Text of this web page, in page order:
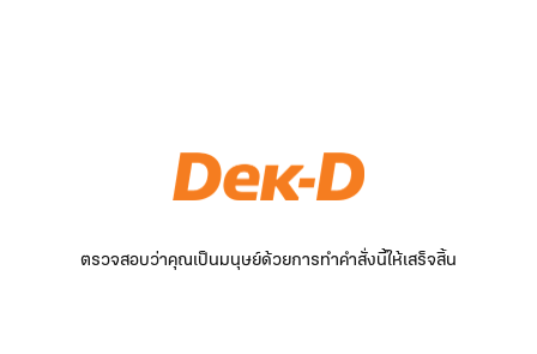
ตรวจสอบว่าคุณเป็นมนุษย์ด้วยการทำคำสั่งนี้ให้เสร็จสิ้น